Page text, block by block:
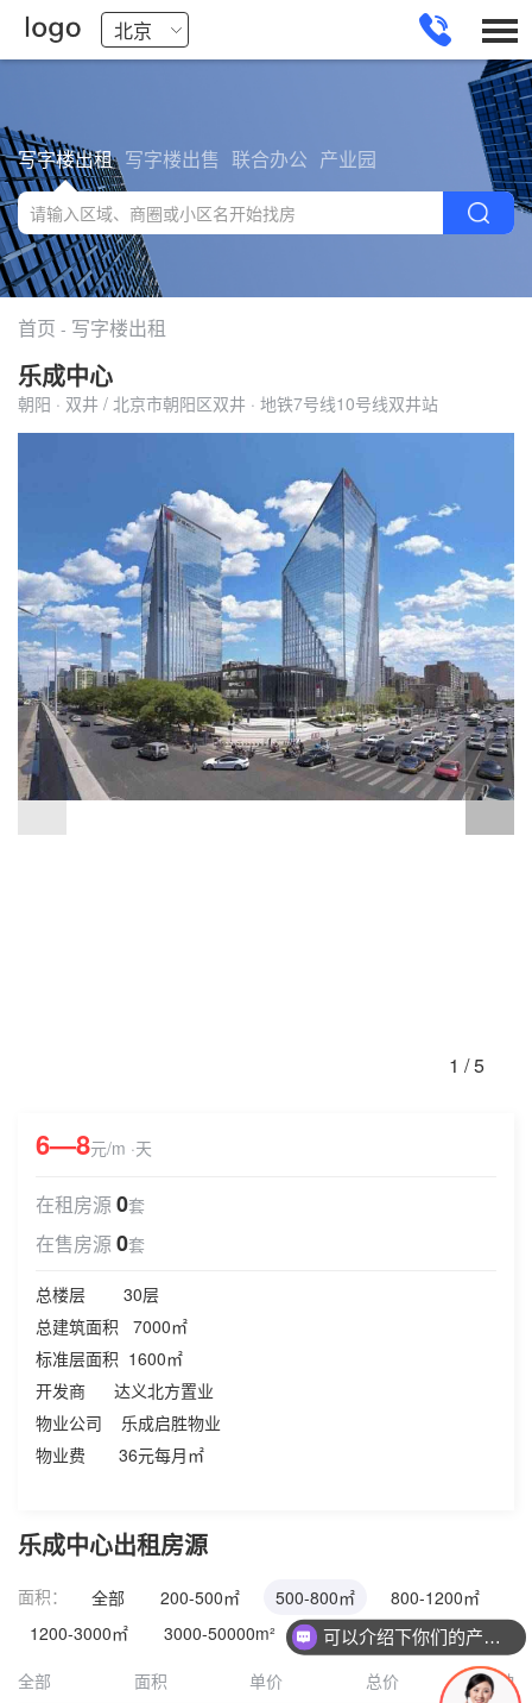
写字楼出租 写字楼出售 联合办公 产业园
首页 - 写字楼出租
乐成中心
朝阳 · 双井 / 北京市朝阳区双井 · 地铁7号线10号线双井站
1 /5
6—8元/m ·天
在租房源 0套
在售房源 0套
总楼层 30层
总建筑面积 7000㎡
标准层面积 1600㎡
开发商 达义北方置业
物业公司 乐成启胜物业
物业费 36元每月㎡
乐成中心出租房源
面积： 全部 200-500㎡ 500-800㎡
800-1200㎡
1200-3000㎡
3000-50000m²
全部
面积 单价 总价 活动
可以介绍下你们的产品么